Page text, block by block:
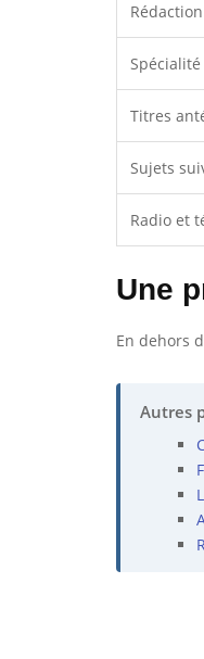
Spécialité
Titres
Sujets
Radio et
Une
En dehors
Autres